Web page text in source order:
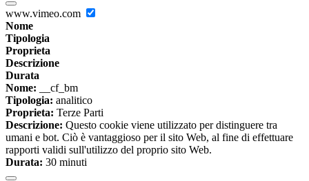
www.vimeo.com
Nome
Tipologia
Proprieta
Descrizione
Durata
Nome: __cf_bm
Tipologia: analitico
Proprieta: Terze Parti
Descrizione: Questo cookie viene utilizzato per distinguere tra
umani e bot. Ciò è vantaggioso per il sito Web, al fine di effettuare
rapporti validi sull'utilizzo del proprio sito Web.
Durata: 30 minuti